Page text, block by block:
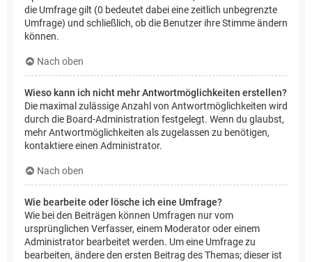
die Umfrage gilt (0 bedeutet dabei eine zeitlich unbegrenzte
Umfrage) und schließlich, ob die Benutzer ihre Stimme ändern
können.
Nach oben
Wieso kann ich nicht mehr Antwortmöglichkeiten erstellen?
Die maximal zulässige Anzahl von Antwortmöglichkeiten wird
durch die Board-Administration festgelegt. Wenn du glaubst,
mehr Antwortmöglichkeiten als zugelassen zu benötigen,
kontaktiere einen Administrator.
Nach oben
Wie bearbeite oder lösche ich eine Umfrage?
Wie bei den Beiträgen können Umfragen nur vom
ursprünglichen Verfasser, einem Moderator oder einem
Administrator bearbeitet werden. Um eine Umfrage zu
bearbeiten, ändere den ersten Beitrag des Themas; dieser ist